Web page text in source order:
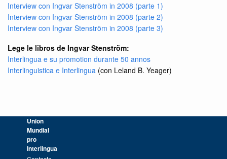
Interview con Ingvar Stenström in 2008 (parte 1)
Interview con Ingvar Stenström in 2008 (parte 2)
Interview con Ingvar Stenström in 2008 (parte 3)
Lege le libros de Ingvar Stenström:
Interlingua e su promotion durante 50 annos
Interlinguistica e Interlingua (con Leland B. Yeager)
Union
Mundial
pro
Interlingua